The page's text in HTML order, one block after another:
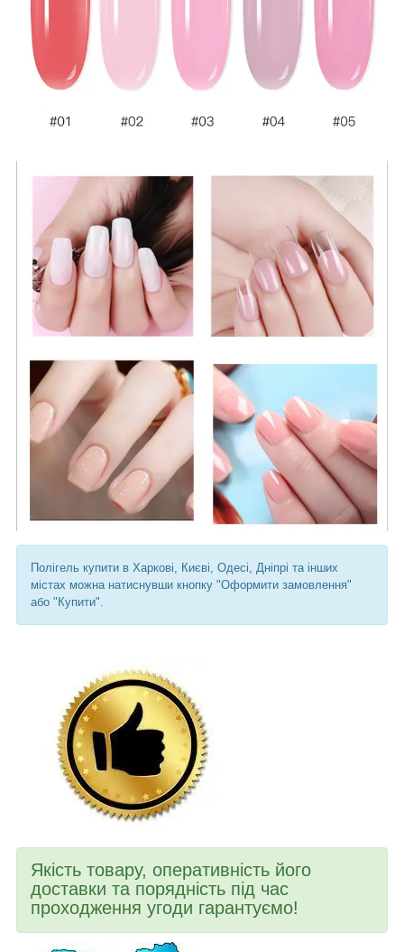
Полігель купити в Харкові, Києві, Одесі, Дніпрі та інших
містах можна натиснувши кнопку "Оформити замовлення"
або "Купити".
Якість товару, оперативність його
доставки та порядність під час
проходження угоди гарантуємо!